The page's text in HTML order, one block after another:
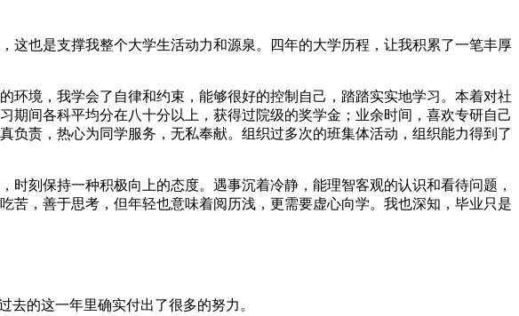
这也是支撑我整个大学生活动力和源泉。四年的大学历程，让我积累了一笔丰厚
境，我学会了自律和约束，能够很好的控制自己，踏踏实实地学习。本着对社
间各科平均分在八十分以上，获得过院级的奖学金；业余时间，喜欢专研自己
责，热心为同学服务，无私奉献。组织过多次的班集体活动，组织能力得到了
刻保持一种积极向上的态度。遇事沉着冷静，能理智客观的认识和看待问题，
，善于思考，但年轻也意味着阅历浅，更需要虚心向学。我也深知，毕业只是
的这一年里确实付出了很多的努力。